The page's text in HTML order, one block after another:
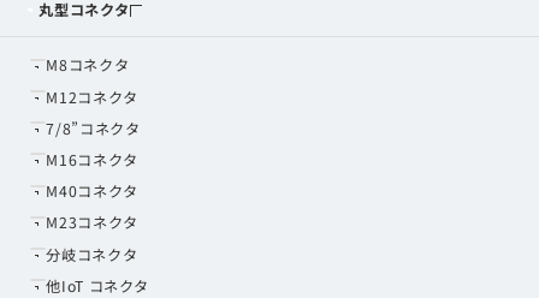
丸型コネクタ
M8コネクタ
M12コネクタ
7/8”コネクタ
M16コネクタ
M40コネクタ
M23コネクタ
分岐コネクタ
他IoT コネクタ